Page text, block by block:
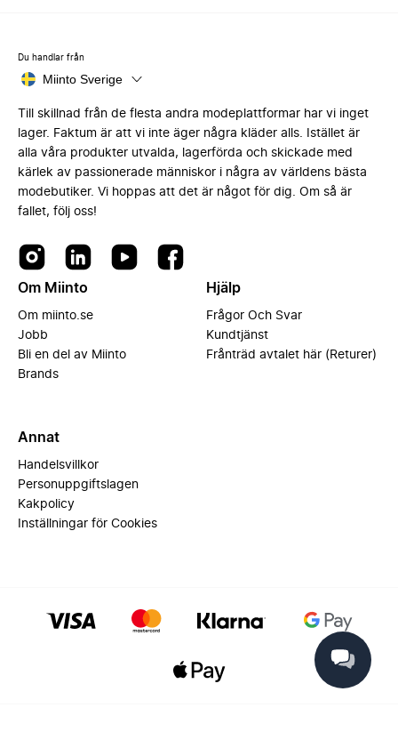
Du handlar från
Miinto Sverige
Till skillnad från de flesta andra modeplattformar har vi inget
lager. Faktum är att vi inte äger några kläder alls. Istället är
alla våra produkter utvalda, lagerförda och skickade med
kärlek av passionerade människor i några av världens bästa
modebutiker. Vi hoppas att det är något för dig. Om så är
fallet, följ oss!
Om Miinto
Om miinto.se
Jobb
Bli en del av Miinto
Brands
Hjälp
Frågor Och Svar
Kundtjänst
Frånträd avtalet här (Returer)
Annat
Handelsvillkor
Personuppgiftslagen
Kakpolicy
Inställningar för Cookies